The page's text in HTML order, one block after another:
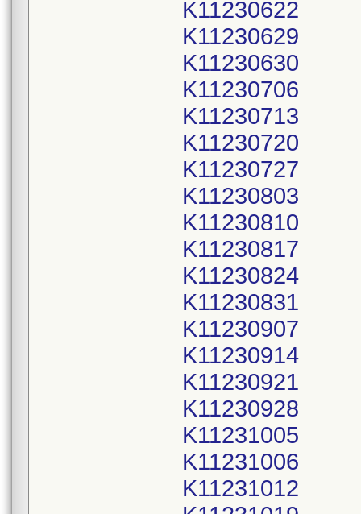
K11230622
K11230629
K11230630
K11230706
K11230713
K11230720
K11230727
K11230803
K11230810
K11230817
K11230824
K11230831
K11230907
K11230914
K11230921
K11230928
K11231005
K11231006
K11231012